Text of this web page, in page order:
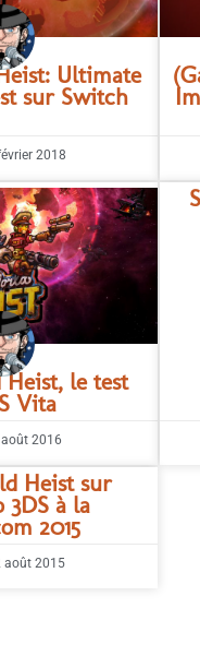
Ultimate
sur Switch
2018
le test
Vita
2016
Heist sur
3DS à la
2015
août 2015